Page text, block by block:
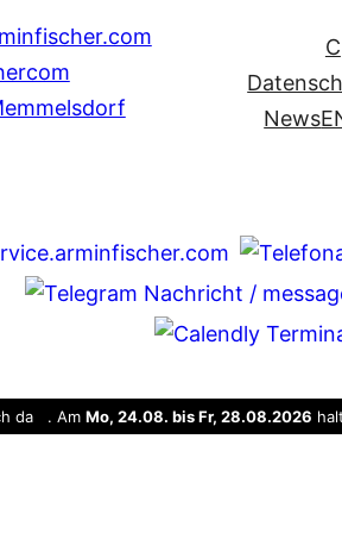
C
News
da . Am Mo, 24.08. bis Fr, 28.08.2026